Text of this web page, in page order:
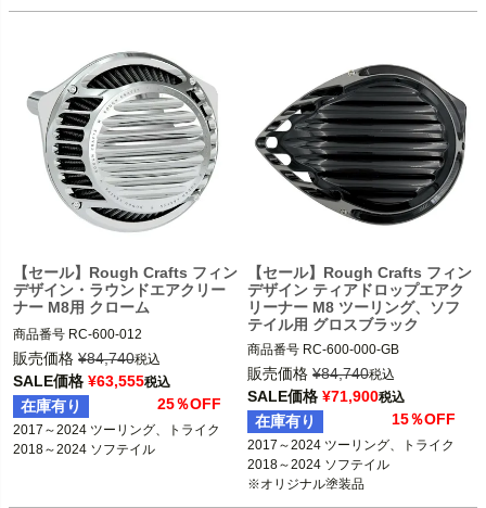
【セール】Rough Crafts フィン
デザイン・ラウンドエアクリー
ナー M8用 クローム
商品番号 RC-600-012
3OT：1010-2736
2BC：RC0025
Rough Crafts（ラフクラフト）
販売価格 ¥84,740税込
SALE価格 ¥63,555税込
在庫有り 25％OFF
2017～2024 ツーリング、トライク
【セール】Rough Crafts フィン
デザイン ティアドロップエアク
リーナー M8 ツーリング、ソフ
テイル用 グロスブラック
商品番号 RC-600-000-GB
2024 FLHRXS、FLHTK、FLTRK
2017～2023 ツーリング、トライク
2018～2024 ソフテイル
※オリジナル塗装品
Rough Crafts（ラフクラフト）
販売価格 ¥84,740税込
SALE価格 ¥71,900税込
在庫有り 15％OFF
2017～2024 ツーリング、トライク
2018～2024 ソフテイル